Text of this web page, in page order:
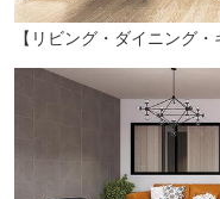
いのうえ小児科（徒歩10
【リビング・ダイニング